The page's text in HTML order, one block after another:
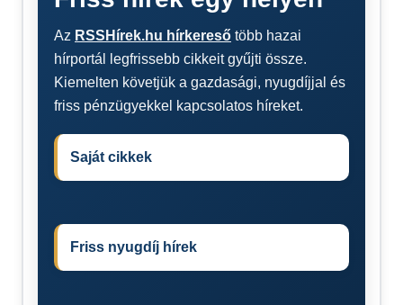
Az RSSHírek.hu hírkereső több hazai
hírportál legfrissebb cikkeit gyűjti össze.
Kiemelten követjük a gazdasági, nyugdíjjal és
friss pénzügyekkel kapcsolatos híreket.
Saját cikkek
Friss nyugdíj hírek